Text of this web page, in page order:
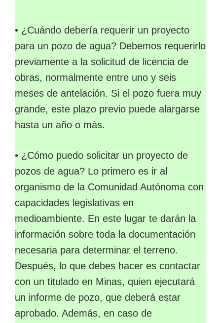
• ¿Cuándo debería requerir un proyecto
para un pozo de agua? Debemos requerirlo
previamente a la solicitud de licencia de
obras, normalmente entre uno y seis
meses de antelación. Si el pozo fuera muy
grande, este plazo previo puede alargarse
hasta un año o más.
• ¿Cómo puedo solicitar un proyecto de
pozos de agua? Lo primero es ir al
organismo de la Comunidad Autónoma con
capacidades legislativas en
medioambiente. En este lugar te darán la
información sobre toda la documentación
necesaria para determinar el terreno.
Después, lo que debes hacer es contactar
con un titulado en Minas, quien ejecutará
un informe de pozo, que deberá estar
aprobado. Además, en caso de